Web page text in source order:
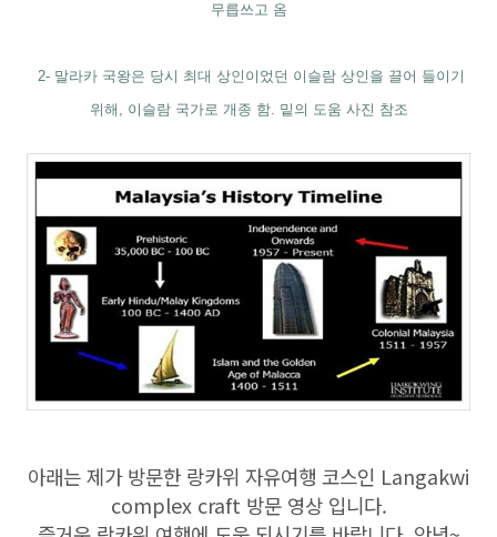
무릅쓰고 옴
2- 말라카 국왕은 당시 최대 상인이었던 이슬람 상인을 끌어 들이기
위해, 이슬람 국가로 개종 함. 밑의 도움 사진 참조
아래는 제가 방문한 랑카위 자유여행 코스인 Langakwi
complex craft 방문 영상 입니다.